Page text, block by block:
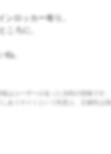
ンロッカー有り。
ころに、
ね。
はユーザーが走った当時の情報です。
あうサイトという性質上、正確性は